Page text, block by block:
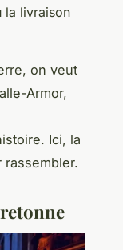
la livraison
on veut
Armor,
Ici, la